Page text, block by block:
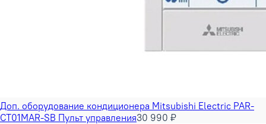
Доп. оборудование кондиционера Mitsubishi Electric PAR-
CT01MAR-SB Пульт управления30 990 ₽